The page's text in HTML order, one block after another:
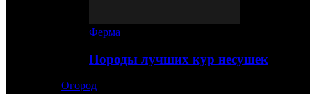
Ферма
Породы лучших кур несушек
Огород